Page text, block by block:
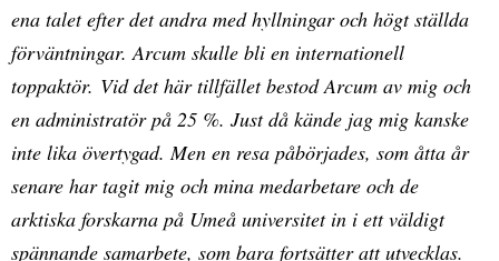
ena talet efter det andra med hyllningar och högt ställda
förväntningar. Arcum skulle bli en internationell
toppaktör. Vid det här tillfället bestod Arcum av mig och
en administratör på 25 %. Just då kände jag mig kanske
inte lika övertygad. Men en resa påbörjades, som åtta år
senare har tagit mig och mina medarbetare och de
arktiska forskarna på Umeå universitet in i ett väldigt
spännande samarbete, som bara fortsätter att utvecklas.